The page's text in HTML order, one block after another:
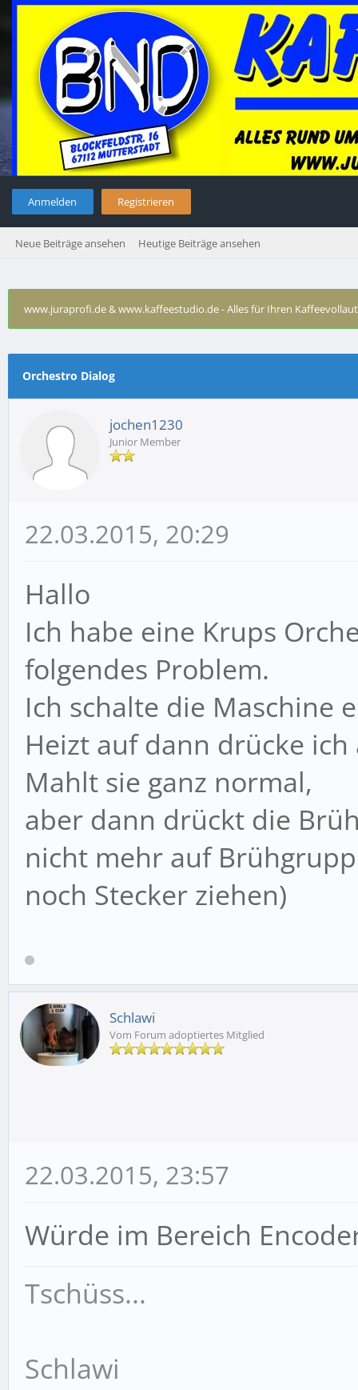
Anmelden Registrieren
Neue Beiträge ansehen Heutige Beiträge ansehen
www.juraprofi.de & www.kaffeestudio.de - Alles für Ihren
Durchschnitt
Orchestro Dialog
jochen1230
Junior Member
22.03.2015, 20:29
Hallo
Ich habe eine Krups
folgendes Problem.
Ich schalte die Maschine
Heizt auf dann drücke
Mahlt sie ganz normal,
aber dann drückt die
nicht mehr auf
noch Stecker ziehen)
Schlawi
Vom Forum adoptiertes Mitglied
22.03.2015, 23:57
Würde im Bereich
Tschüss...
Schlawi